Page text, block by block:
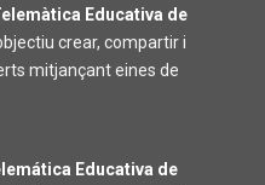
Educativa de
crear, compartir i
mitjançant eines de
Educativa de